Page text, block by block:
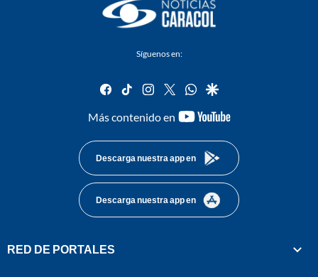
Síguenos en:
facebook
tiktok instagram
twitterwhatsapp
google
Más contenido en
youtube-
Descarga nuestra app en
Descarga nuestra app en
RED DE PORTALES